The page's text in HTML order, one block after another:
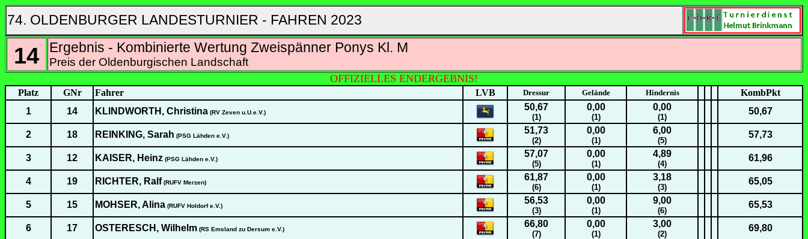
74. OLDENBURGER LANDESTURNIER - FAHREN 2023
14 Ergebnis - Kombinierte Wertung Zweispänner Ponys Kl. M
Preis der Oldenburgischen Landschaft
OFFIZIELLES ENDERGEBNIS!
Platz GNr Fahrer LVB Dressur Gelände Hindernis
KombPkt
1
14 KLINDWORTH, Christina (RV Zeven u.U.e.V.)
50,67
(1)
0,00
(1)
0,00
(1)
50,67
2 18 REINKING, Sarah (PSG Lähden e.V.)
51,73
(2)
0,00
(1)
6,00
(5)
57,73
3 12 KAISER, Heinz (PSG Lähden e.V.)
57,07
(5)
0,00
(1)
4,89
(4)
61,96
4 19 RICHTER, Ralf(RUFV Merzen)
61,87
(6)
0,00
(1)
3,18
(3)
65,05
5 15 MOHSER, Alina (RUFV Holdorf e.V.)
56,53
(3)
0,00
(1)
9,00
(6)
65,53
6 17 OSTERESCH, Wilhelm (RS Emsland zu Dersum e.V.)
66,80
(7)
0,00
(1)
3,00
(2)
69,80